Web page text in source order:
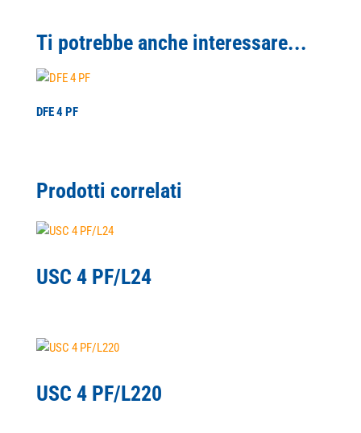
Ti potrebbe anche interessare...
DFE 4 PF
Prodotti correlati
USC 4 PF/L24
USC 4 PF/L220